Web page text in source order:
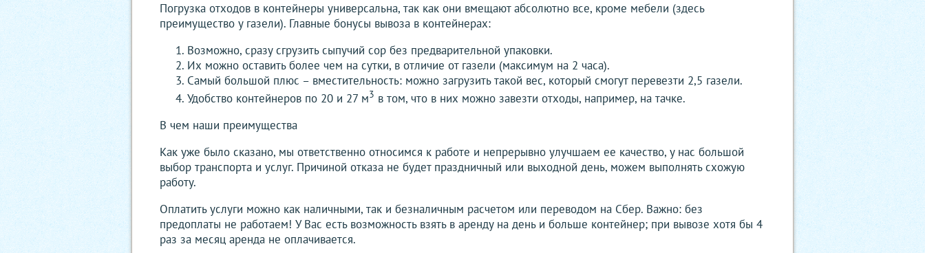
Погрузка отходов в контейнеры универсальна, так как они вмещают абсолютно все, кроме мебели (здесь
преимущество у газели). Главные бонусы вывоза в контейнерах:
Возможно, сразу сгрузить сыпучий сор без предварительной упаковки.
Их можно оставить более чем на сутки, в отличие от газели (максимум на 2 часа).
Самый большой плюс – вместительность: можно загрузить такой вес, который смогут перевезти 2,5 газели.
Удобство контейнеров по 20 и 27 м3 в том, что в них можно завезти отходы, например, на тачке.
В чем наши преимущества
Как уже было сказано, мы ответственно относимся к работе и непрерывно улучшаем ее качество, у нас большой
выбор транспорта и услуг. Причиной отказа не будет праздничный или выходной день, можем выполнять схожую
работу.
Оплатить услуги можно как наличными, так и безналичным расчетом или переводом на Сбер. Важно: без
предоплаты не работаем! У Вас есть возможность взять в аренду на день и больше контейнер; при вывозе хотя бы 4
раз за месяц аренда не оплачивается.